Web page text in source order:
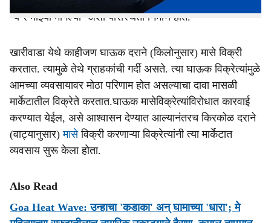
‘ये रे माझ्या मागल्या’ अशी परिस्थिती निर्माण होते.
खारीवाडा येथे काहीजण घाऊक दराने (किलोनुसार) मासे विक्री
करतात. त्यामुळे तेथे ग्राहकांची गर्दी असते. त्या घाऊक विक्रेत्यांमुळे
आमच्या व्यवसायावर मोठा परिणाम होत असल्याचा दावा मासळी
मार्केटातील विक्रेते करतात.घाऊक मासेविक्रेत्यांविरोधात कारवाई
करण्यात येईल, असे आश्वासन देण्यात आल्यानंतरच किरकोळ दराने
(वाट्यानुसार) मासेविक्री करणाऱ्या विक्रेत्यांनी त्या मार्केटात
व्यवसाय सुरू केला होता.
Also Read
Goa Heat Wave: उन्हाचा 'कडाका' अन् घामाच्या 'धारा'; मे